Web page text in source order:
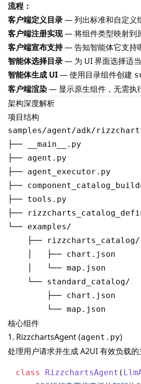
流程：
客户端定义目录— 列出标准和自定义
客户端注册实现— 将组件类型映射到
客户端宣布支持— 告知智能体它支持
智能体选择目录— 为 UI 界面选择适
智能体生成 UI— 使用目录组件创建
客户端渲染— 显示原生组件，无需执
架构深度解析
项目结构
samples/agent/adk/
├── __main__.py
├── agent.py
├── agent_executor.py
├──
├── tools.py
├──
└── examples/
├── rizzcharts_catalog/
    │   ├── chart.json
    │   └── map.json
└── standard_catalog/
        ├── chart.json
核心组件
1. RizzchartsAgent (agent.py)
处理用户请求并生成A2UI有效负载的
class RizzchartsAgent (